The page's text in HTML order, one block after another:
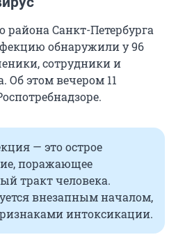
района Санкт-Петербурга
обнаружили у 96
сотрудники и
Об этом вечером 11
— это острое
поражающее
тракт человека.
внезапным началом,
интоксикации.